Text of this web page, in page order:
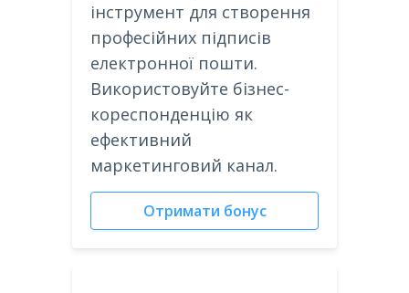
інструмент для створення
професійних підписів
електронної пошти.
Використовуйте бізнес-
кореспонденцію як
ефективний
маркетинговий канал.
Отримати бонус